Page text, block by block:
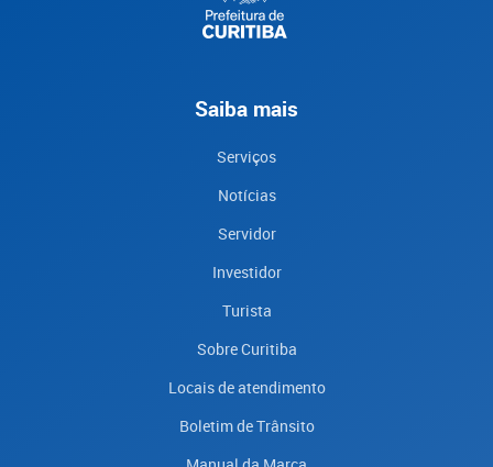
Saiba mais
Serviços
Notícias
Servidor
Investidor
Turista
Sobre Curitiba
Locais de atendimento
Boletim de Trânsito